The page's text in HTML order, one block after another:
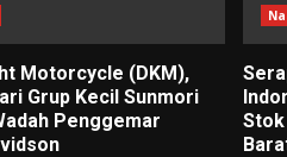
Motorcycle (DKM),
Grup Kecil Sunmori
Penggemar